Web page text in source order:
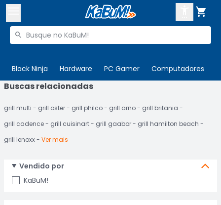

Buscar produtos

Black Ninja Hardware PC Gamer Computadores

 Departamentos
Cupons
 Ativar tradutor em libras
ENTRE
CADASTRE-SE
Buscas relacionadas
grill multi grill oster grill philco grill arno
grill britania
grill cadence
grill cuisinart grill gaabor
grill hamilton beach
grill lenoxx
Ver mais
Vendido por
KaBuM!